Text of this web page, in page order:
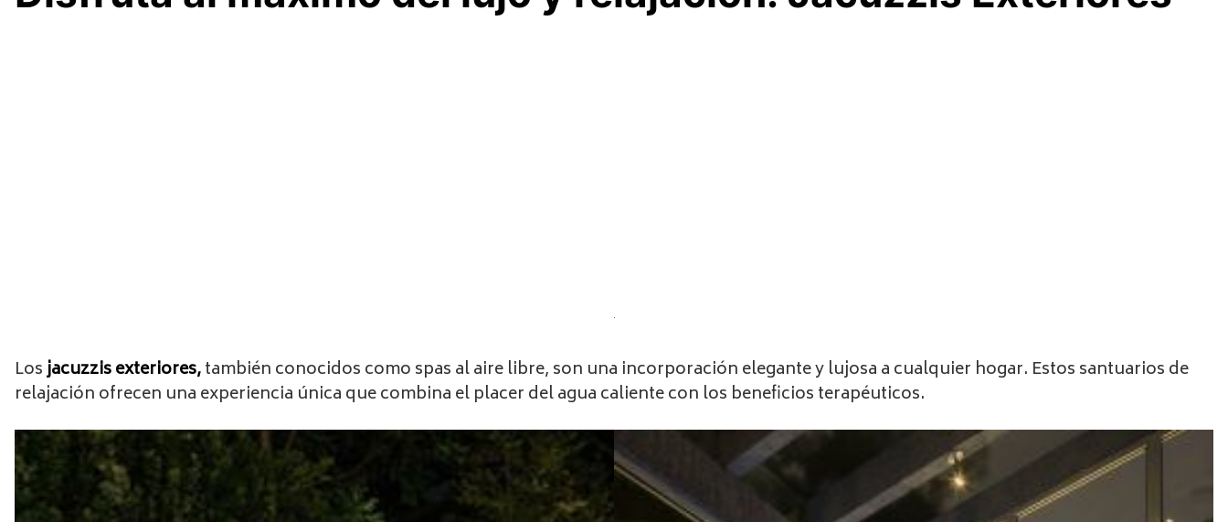
Losjacuzzis exteriores,también conocidos como spas al aire libre, son una incorporación elegante y lujosa a cualquier hogar. Estos santuarios de
relajación ofrecen una experiencia única que combina el placer del agua caliente con los beneficios terapéuticos.